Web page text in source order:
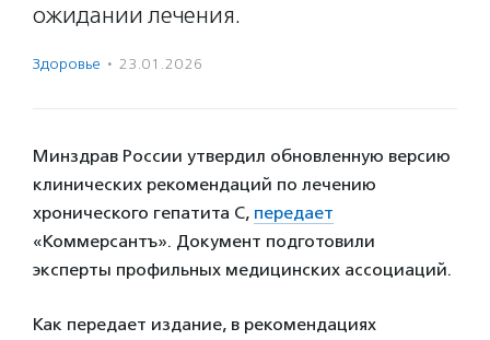
ожидании лечения.
Здоровье · 23.01.2026
Минздрав России утвердил обновленную версию
клинических рекомендаций по лечению
хронического гепатита С, передает
«Коммерсантъ». Документ подготовили
эксперты профильных медицинских ассоциаций.
Как передает издание, в рекомендациях